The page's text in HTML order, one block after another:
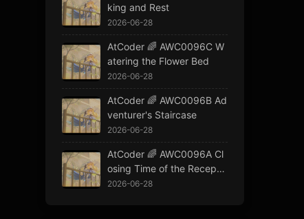
king and Rest
2026-06-28
AtCoder 🌈 AWC0096C W
atering the Flower Bed
2026-06-28
AtCoder 🌈 AWC0096B Ad
venturer's Staircase
2026-06-28
AtCoder 🌈 AWC0096A Cl
osing Time of the Receptio
n Window
2026-06-28